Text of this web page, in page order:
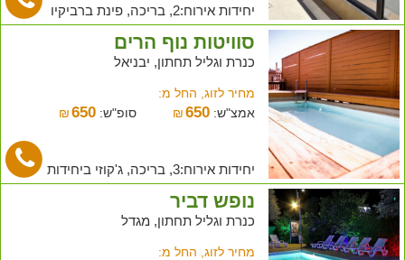
יחידות אירוח:2, בריכה, פינת ברביקיו
סוויטות נוף הרים
כנרת וגליל תחתון, יבניאל
מחיר לזוג, החל מ:
אמצ"ש:
₪650 סופ"ש: ₪ 650
יחידות אירוח:3, בריכה, ג'קוזי ביחידות
נופש דביר
כנרת וגליל תחתון, מגדל
מחיר לזוג, החל מ: